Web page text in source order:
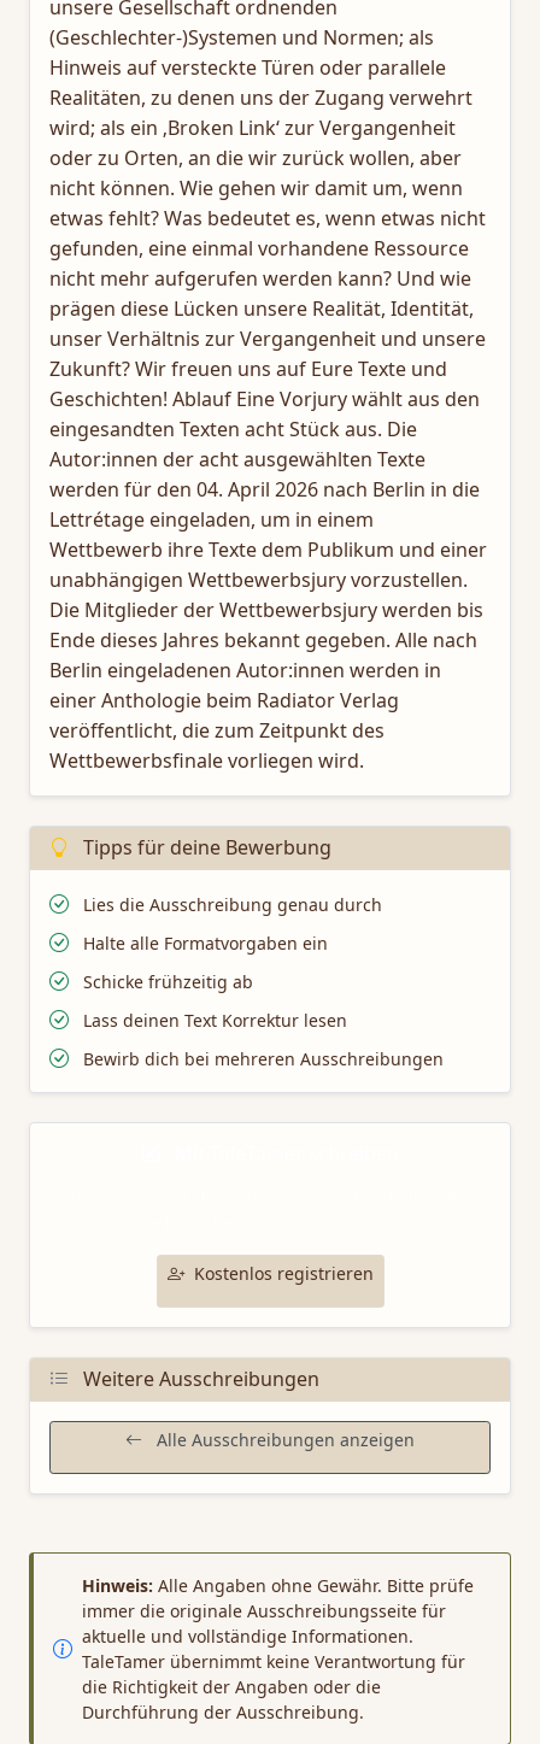
unsere Gesellschaft ordnenden
(Geschlechter-)Systemen und Normen; als
Hinweis auf versteckte Türen oder parallele
Realitäten, zu denen uns der Zugang verwehrt
wird; als ein ‚Broken Link‘ zur Vergangenheit
oder zu Orten, an die wir zurück wollen, aber
nicht können. Wie gehen wir damit um, wenn
etwas fehlt? Was bedeutet es, wenn etwas nicht
gefunden, eine einmal vorhandene Ressource
nicht mehr aufgerufen werden kann? Und wie
prägen diese Lücken unsere Realität, Identität,
unser Verhältnis zur Vergangenheit und unsere
Zukunft? Wir freuen uns auf Eure Texte und
Geschichten! Ablauf Eine Vorjury wählt aus den
eingesandten Texten acht Stück aus. Die
Autor:innen der acht ausgewählten Texte
werden für den 04. April 2026 nach Berlin in die
Lettrétage eingeladen, um in einem
Wettbewerb ihre Texte dem Publikum und einer
unabhängigen Wettbewerbsjury vorzustellen.
Die Mitglieder der Wettbewerbsjury werden bis
Ende dieses Jahres bekannt gegeben. Alle nach
Berlin eingeladenen Autor:innen werden in
einer Anthologie beim Radiator Verlag
veröffentlicht, die zum Zeitpunkt des
Wettbewerbsfinale vorliegen wird.
Tipps für deine Bewerbung
Lies die Ausschreibung genau durch
Halte alle Formatvorgaben ein
Schicke frühzeitig ab
Lass deinen Text Korrektur lesen
Bewirb dich bei mehreren Ausschreibungen
Kostenlos registrieren
Weitere Ausschreibungen
Alle Ausschreibungen anzeigen
Hinweis: Alle Angaben ohne Gewähr. Bitte prüfe
immer die originale Ausschreibungsseite für
aktuelle und vollständige Informationen.
TaleTamer übernimmt keine Verantwortung für
die Richtigkeit der Angaben oder die
Durchführung der Ausschreibung.